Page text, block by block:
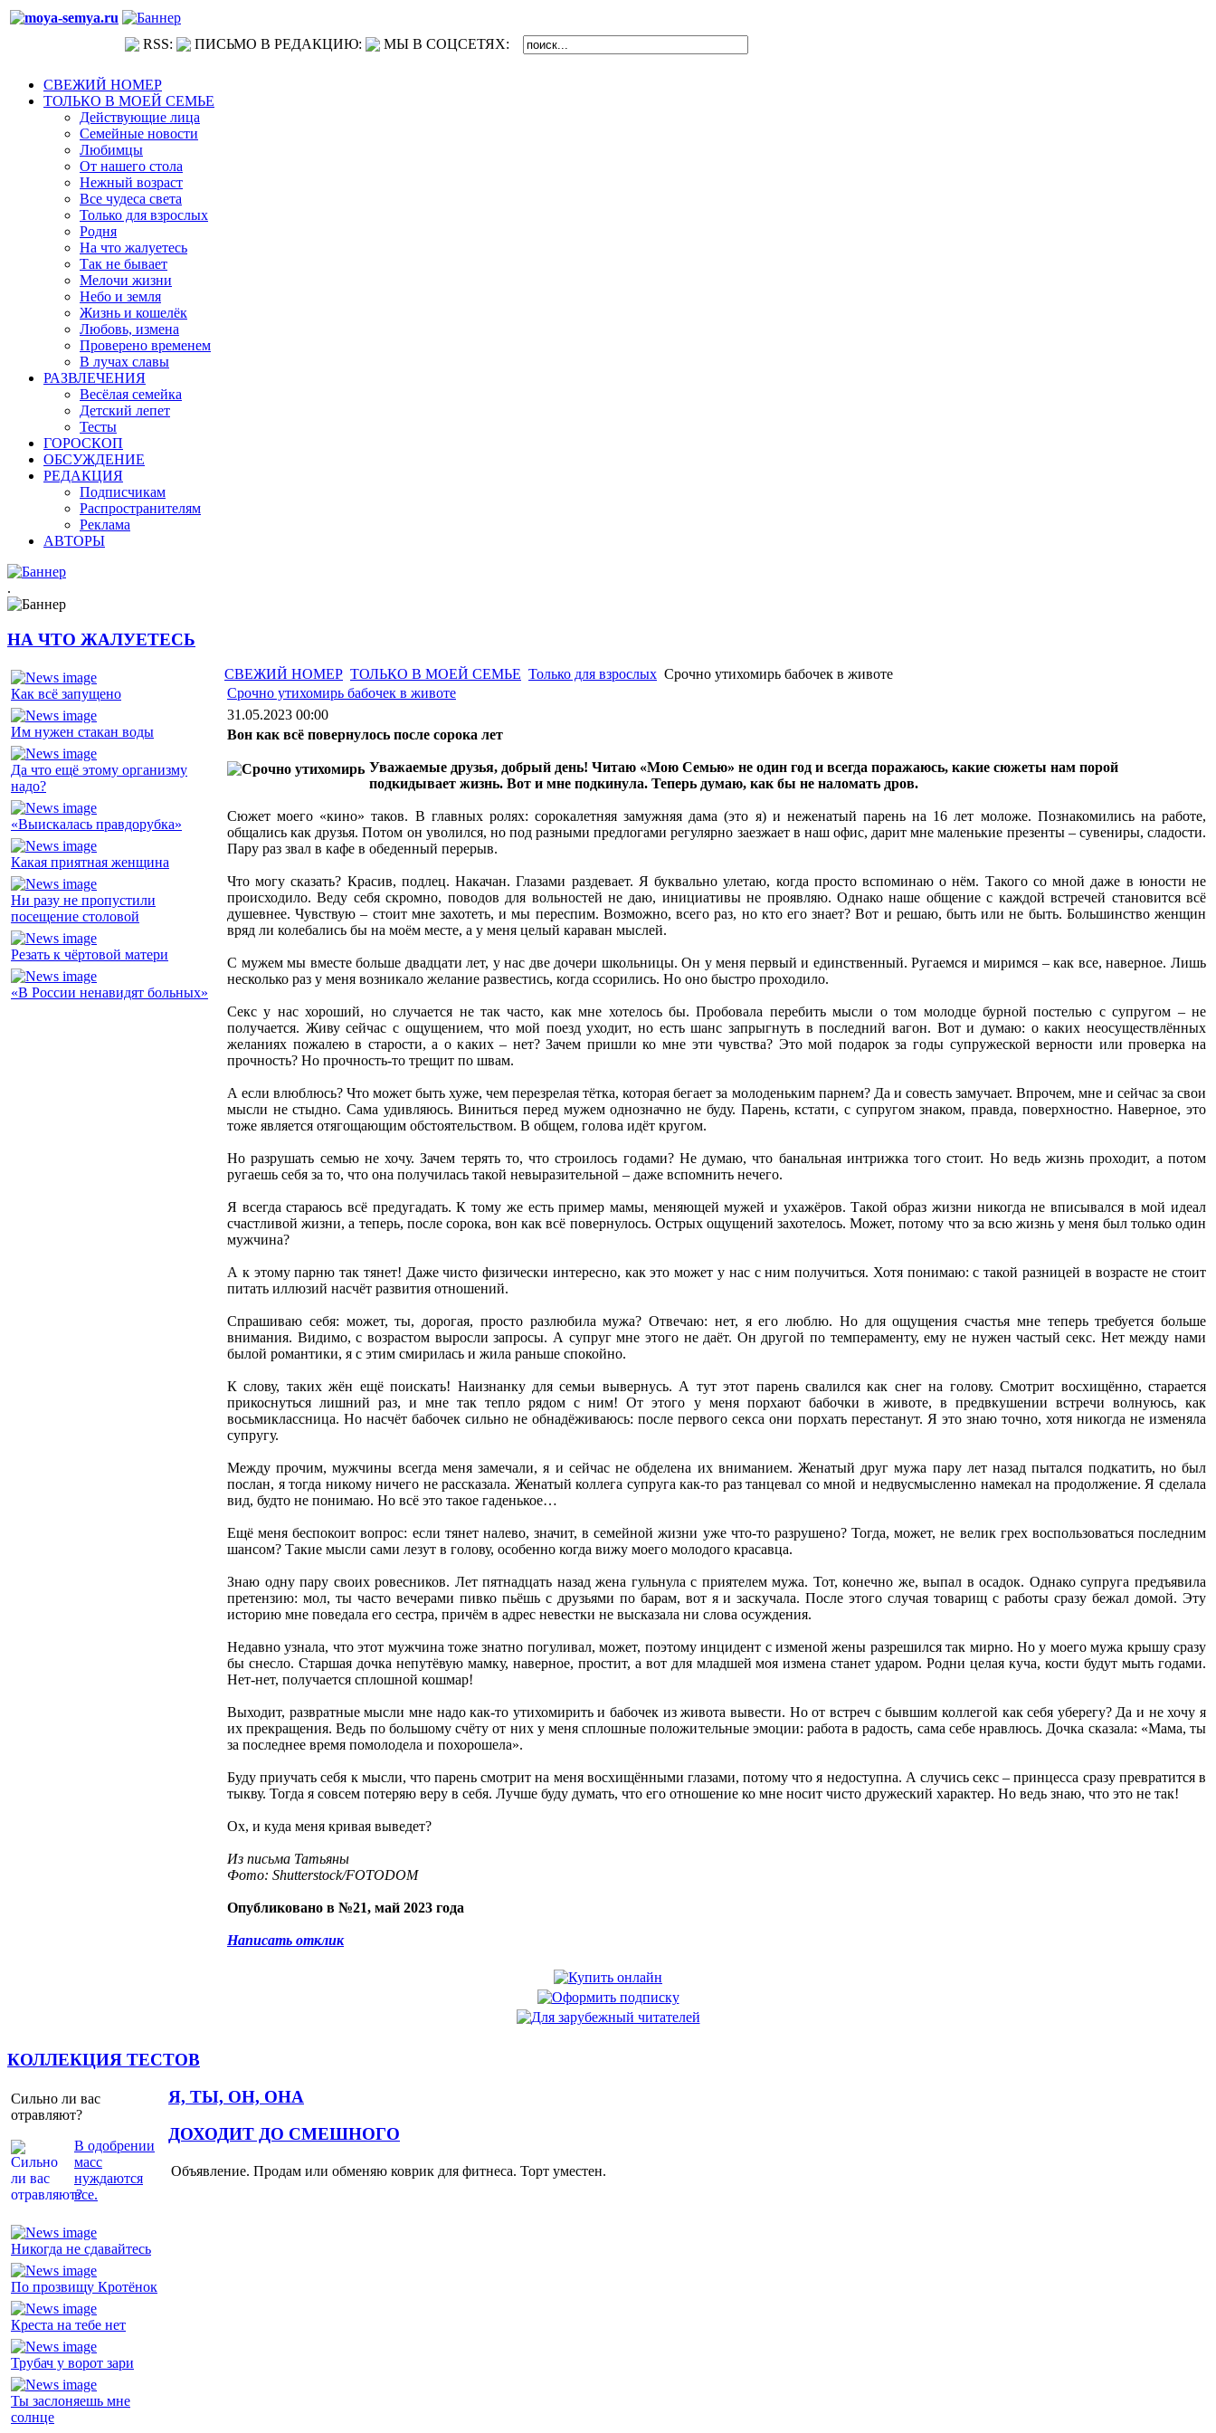
RSS: ПИСЬМО В РЕДАКЦИЮ: МЫ В СОЦСЕТЯХ:
СВЕЖИЙ НОМЕР
ТОЛЬКО В МОЕЙ СЕМЬЕ
Действующие лица
Семейные новости
Любимцы
От нашего стола
Нежный возраст
Все чудеса света
Только для взрослых
Родня
На что жалуетесь
Так не бывает
Мелочи жизни
Небо и земля
Жизнь и кошелёк
Любовь, измена
Проверено временем
В лучах славы
РАЗВЛЕЧЕНИЯ
Весёлая семейка
Детский лепет
Тесты
ГОРОСКОП
ОБСУЖДЕНИЕ
РЕДАКЦИЯ
Подписчикам
Распространителям
Реклама
АВТОРЫ
.
НА ЧТО ЖАЛУЕТЕСЬ
Как всё запущено
Им нужен стакан воды
Да что ещё этому организму
надо?
«Выискалась правдорубка»
Какая приятная женщина
Ни разу не пропустили
посещение столовой
Резать к чёртовой матери
«В России ненавидят больных»
СВЕЖИЙ НОМЕР ТОЛЬКО В МОЕЙ СЕМЬЕ Только для взрослых Срочно утихомирь бабочек в животе
Срочно утихомирь бабочек в животе
31.05.2023 00:00
Вон как всё повернулось после сорока лет
Уважаемые друзья, добрый день! Читаю «Мою Семью» не один год и всегда поражаюсь, какие сюжеты нам порой
подкидывает жизнь. Вот и мне подкинула. Теперь думаю, как бы не наломать дров.
Сюжет моего «кино» таков. В главных ролях: сорокалетняя замужняя дама (это я) и неженатый парень на 16 лет моложе. Познакомились на работе,
общались как друзья. Потом он уволился, но под разными предлогами регулярно заезжает в наш офис, дарит мне маленькие презенты – сувениры, сладости.
Пару раз звал в кафе в обеденный перерыв.
Что могу сказать? Красив, подлец. Накачан. Глазами раздевает. Я буквально улетаю, когда просто вспоминаю о нём. Такого со мной даже в юности не
происходило. Веду себя скромно, поводов для вольностей не даю, инициативы не проявляю. Однако наше общение с каждой встречей становится всё
душевнее. Чувствую – стоит мне захотеть, и мы переспим. Возможно, всего раз, но кто его знает? Вот и решаю, быть или не быть. Большинство женщин
вряд ли колебались бы на моём месте, а у меня целый караван мыслей.
С мужем мы вместе больше двадцати лет, у нас две дочери школьницы. Он у меня первый и единственный. Ругаемся и миримся – как все, наверное. Лишь
несколько раз у меня возникало желание развестись, когда ссорились. Но оно быстро проходило.
Секс у нас хороший, но случается не так часто, как мне хотелось бы. Пробовала перебить мысли о том молодце бурной постелью с супругом – не
получается. Живу сейчас с ощущением, что мой поезд уходит, но есть шанс запрыгнуть в последний вагон. Вот и думаю: о каких неосуществлённых
желаниях пожалею в старости, а о каких – нет? Зачем пришли ко мне эти чувства? Это мой подарок за годы супружеской верности или проверка на
прочность? Но прочность-то трещит по швам.
А если влюблюсь? Что может быть хуже, чем перезрелая тётка, которая бегает за молоденьким парнем? Да и совесть замучает. Впрочем, мне и сейчас за свои
мысли не стыдно. Сама удивляюсь. Виниться перед мужем однозначно не буду. Парень, кстати, с супругом знаком, правда, поверхностно. Наверное, это
тоже является отягощающим обстоятельством. В общем, голова идёт кругом.
Но разрушать семью не хочу. Зачем терять то, что строилось годами? Не думаю, что банальная интрижка того стоит. Но ведь жизнь проходит, а потом
ругаешь себя за то, что она получилась такой невыразительной – даже вспомнить нечего.
Я всегда стараюсь всё предугадать. К тому же есть пример мамы, меняющей мужей и ухажёров. Такой образ жизни никогда не вписывался в мой идеал
счастливой жизни, а теперь, после сорока, вон как всё повернулось. Острых ощущений захотелось. Может, потому что за всю жизнь у меня был только один
мужчина?
А к этому парню так тянет! Даже чисто физически интересно, как это может у нас с ним получиться. Хотя понимаю: с такой разницей в возрасте не стоит
питать иллюзий насчёт развития отношений.
Спрашиваю себя: может, ты, дорогая, просто разлюбила мужа? Отвечаю: нет, я его люблю. Но для ощущения счастья мне теперь требуется больше
внимания. Видимо, с возрастом выросли запросы. А супруг мне этого не даёт. Он другой по темпераменту, ему не нужен частый секс. Нет между нами
былой романтики, я с этим смирилась и жила раньше спокойно.
К слову, таких жён ещё поискать! Наизнанку для семьи вывернусь. А тут этот парень свалился как снег на голову. Смотрит восхищённо, старается
прикоснуться лишний раз, и мне так тепло рядом с ним! От этого у меня порхают бабочки в животе, в предвкушении встречи волнуюсь, как
восьмиклассница. Но насчёт бабочек сильно не обнадёживаюсь: после первого секса они порхать перестанут. Я это знаю точно, хотя никогда не изменяла
супругу.
Между прочим, мужчины всегда меня замечали, я и сейчас не обделена их вниманием. Женатый друг мужа пару лет назад пытался подкатить, но был
послан, я тогда никому ничего не рассказала. Женатый коллега супруга как-то раз танцевал со мной и недвусмысленно намекал на продолжение. Я сделала
вид, будто не понимаю. Но всё это такое гаденькое…
Ещё меня беспокоит вопрос: если тянет налево, значит, в семейной жизни уже что-то разрушено? Тогда, может, не велик грех воспользоваться последним
шансом? Такие мысли сами лезут в голову, особенно когда вижу моего молодого красавца.
Знаю одну пару своих ровесников. Лет пятнадцать назад жена гульнула с приятелем мужа. Тот, конечно же, выпал в осадок. Однако супруга предъявила
претензию: мол, ты часто вечерами пивко пьёшь с друзьями по барам, вот я и заскучала. После этого случая товарищ с работы сразу бежал домой. Эту
историю мне поведала его сестра, причём в адрес невестки не высказала ни слова осуждения.
Недавно узнала, что этот мужчина тоже знатно погуливал, может, поэтому инцидент с изменой жены разрешился так мирно. Но у моего мужа крышу сразу
бы снесло. Старшая дочка непутёвую мамку, наверное, простит, а вот для младшей моя измена станет ударом. Родни целая куча, кости будут мыть годами.
Нет-нет, получается сплошной кошмар!
Выходит, развратные мысли мне надо как-то утихомирить и бабочек из живота вывести. Но от встреч с бывшим коллегой как себя уберегу? Да и не хочу я
их прекращения. Ведь по большому счёту от них у меня сплошные положительные эмоции: работа в радость, сама себе нравлюсь. Дочка сказала: «Мама, ты
за последнее время помолодела и похорошела».
Буду приучать себя к мысли, что парень смотрит на меня восхищёнными глазами, потому что я недоступна. А случись секс – принцесса сразу превратится в
тыкву. Тогда я совсем потеряю веру в себя. Лучше буду думать, что его отношение ко мне носит чисто дружеский характер. Но ведь знаю, что это не так!
Ох, и куда меня кривая выведет?
Из письма Татьяны
Фото: Shutterstock/FOTODOM
Опубликовано в №21, май 2023 года
Написать отклик
КОЛЛЕКЦИЯ ТЕСТОВ
Сильно ли вас
отравляют?
В одобрении
масс
нуждаются
все.
Я, ТЫ, ОН, ОНА
Никогда не сдавайтесь
По прозвищу Кротёнок
Креста на тебе нет
Трубач у ворот зари
Ты заслоняешь мне
солнце
ДОХОДИТ ДО СМЕШНОГО
Объявление. Продам или обменяю коврик для фитнеса. Торт уместен.